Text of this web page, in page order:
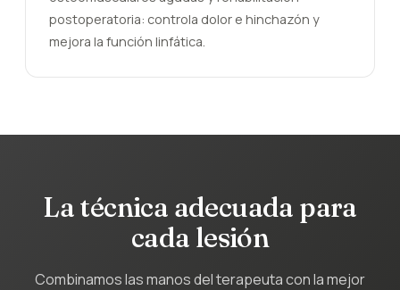
postoperatoria: controla dolor e hinchazón y
mejora la función linfática.
La técnica adecuada para
cada lesión
Combinamos las manos del terapeuta con la mejor